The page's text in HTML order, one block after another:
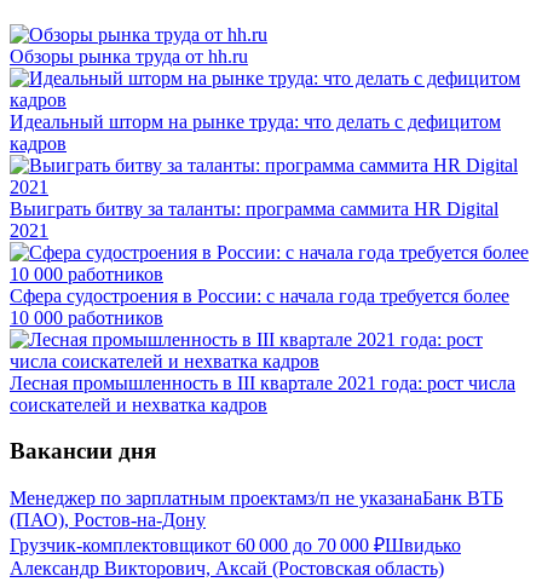
Обзоры рынка труда от hh.ru
Идеальный шторм на рынке труда: что делать с дефицитом
кадров
Выиграть битву за таланты: программа саммита HR Digital
2021
Сфера судостроения в России: с начала года требуется более
10 000 работников
Лесная промышленность в III квартале 2021 года: рост числа
соискателей и нехватка кадров
Вакансии дня
Менеджер по зарплатным проектамз/п не указанаБанк ВТБ
(ПАО), Ростов-на-Дону
Грузчик-комплектовщикот 60 000 до 70 000 ₽Швидько
Александр Викторович, Аксай (Ростовская область)